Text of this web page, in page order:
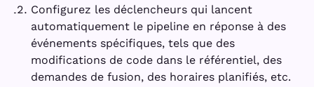
Configurez les déclencheurs qui lancent
automatiquement le pipeline en réponse à des
événements spécifiques, tels que des
modifications de code dans le référentiel, des
demandes de fusion, des horaires planifiés, etc.